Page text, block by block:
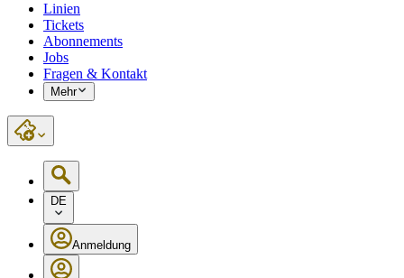
Linien
Tickets
Abonnements
Jobs
Fragen & Kontakt
Mehr
DE
Anmeldung